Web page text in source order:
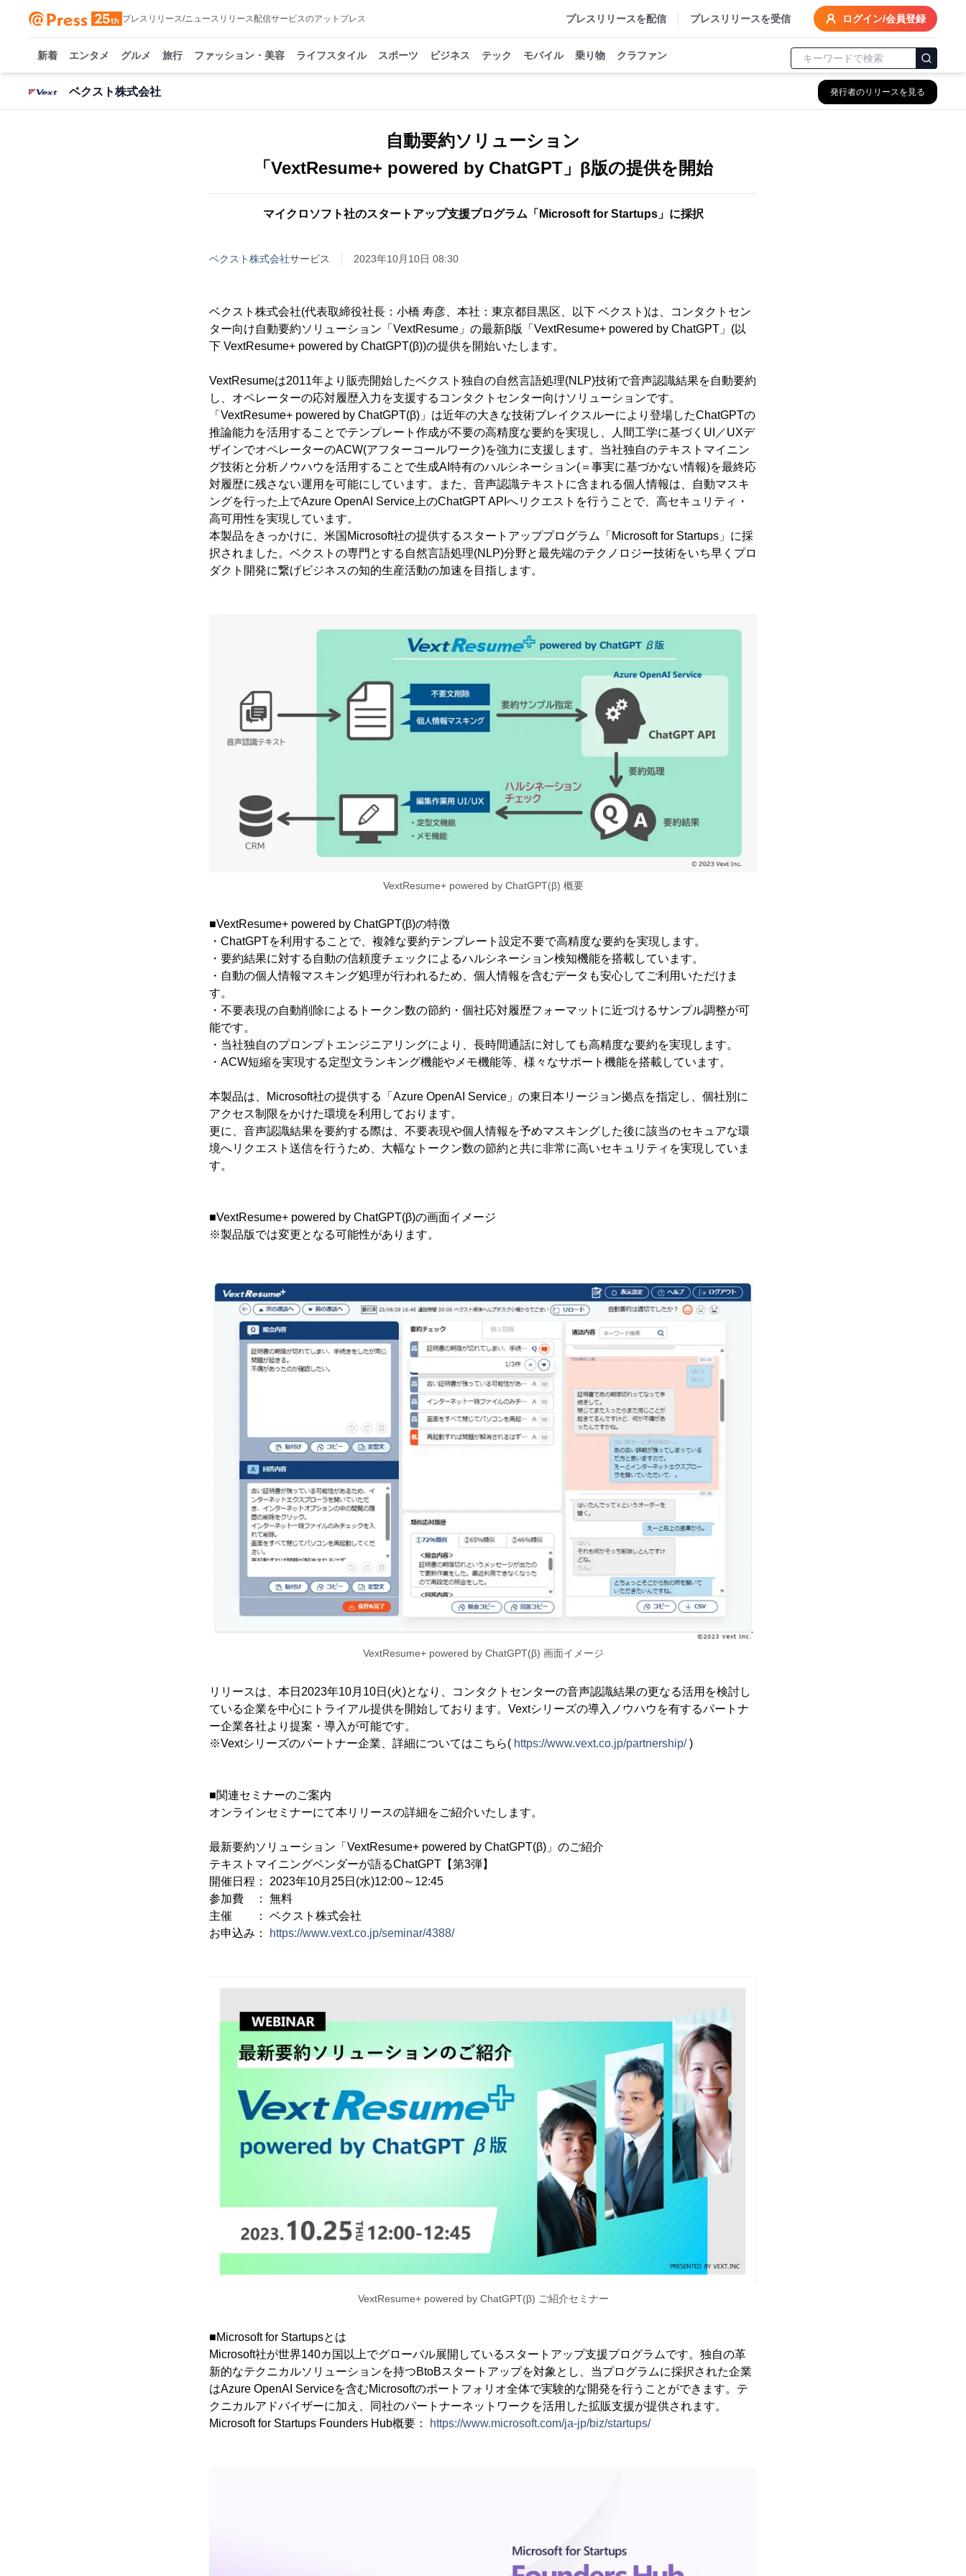
プレスリリース/ニュースリリース配信サービスのアットプレス プレスリリースを配信 プレスリリースを受信 ログイン/会員登録
新着 エンタメ グルメ 旅行 ファッション・美容 ライフスタイル スポーツ ビジネス テック モバイル 乗り物 クラファン
ベクスト株式会社 発行者のリリースを見る
自動要約ソリューション
「VextResume+ powered by ChatGPT」β版の提供を開始
マイクロソフト社のスタートアップ支援プログラム「Microsoft for Startups」に採択
ベクスト株式会社サービス 2023年10月10日 08:30
ベクスト株式会社(代表取締役社長：小橋 寿彦、本社：東京都目黒区、以下 ベクスト)は、コンタクトセン
ター向け自動要約ソリューション「VextResume」の最新β版「VextResume+ powered by ChatGPT」(以
下 VextResume+ powered by ChatGPT(β))の提供を開始いたします。
VextResumeは2011年より販売開始したベクスト独自の自然言語処理(NLP)技術で音声認識結果を自動要約
し、オペレーターの応対履歴入力を支援するコンタクトセンター向けソリューションです。
「VextResume+ powered by ChatGPT(β)」は近年の大きな技術ブレイクスルーにより登場したChatGPTの
推論能力を活用することでテンプレート作成が不要の高精度な要約を実現し、人間工学に基づくUI／UXデ
ザインでオペレーターのACW(アフターコールワーク)を強力に支援します。当社独自のテキストマイニン
グ技術と分析ノウハウを活用することで生成AI特有のハルシネーション(＝事実に基づかない情報)を最終応
対履歴に残さない運用を可能にしています。また、音声認識テキストに含まれる個人情報は、自動マスキ
ングを行った上でAzure OpenAI Service上のChatGPT APIへリクエストを行うことで、高セキュリティ・
高可用性を実現しています。
本製品をきっかけに、米国Microsoft社の提供するスタートアッププログラム「Microsoft for Startups」に採
択されました。ベクストの専門とする自然言語処理(NLP)分野と最先端のテクノロジー技術をいち早くプロ
ダクト開発に繋げビジネスの知的生産活動の加速を目指します。
VextResume+ powered by ChatGPT(β) 概要
■VextResume+ powered by ChatGPT(β)の特徴
・ChatGPTを利用することで、複雑な要約テンプレート設定不要で高精度な要約を実現します。
・要約結果に対する自動の信頼度チェックによるハルシネーション検知機能を搭載しています。
・自動の個人情報マスキング処理が行われるため、個人情報を含むデータも安心してご利用いただけま
す。
・不要表現の自動削除によるトークン数の節約・個社応対履歴フォーマットに近づけるサンプル調整が可
能です。
・当社独自のプロンプトエンジニアリングにより、長時間通話に対しても高精度な要約を実現します。
・ACW短縮を実現する定型文ランキング機能やメモ機能等、様々なサポート機能を搭載しています。
本製品は、Microsoft社の提供する「Azure OpenAI Service」の東日本リージョン拠点を指定し、個社別に
アクセス制限をかけた環境を利用しております。
更に、音声認識結果を要約する際は、不要表現や個人情報を予めマスキングした後に該当のセキュアな環
境へリクエスト送信を行うため、大幅なトークン数の節約と共に非常に高いセキュリティを実現していま
す。
■VextResume+ powered by ChatGPT(β)の画面イメージ
※製品版では変更となる可能性があります。
VextResume+ powered by ChatGPT(β) 画面イメージ
リリースは、本日2023年10月10日(火)となり、コンタクトセンターの音声認識結果の更なる活用を検討し
ている企業を中心にトライアル提供を開始しております。Vextシリーズの導入ノウハウを有するパートナ
ー企業各社より提案・導入が可能です。
※Vextシリーズのパートナー企業、詳細についてはこちら( https://www.vext.co.jp/partnership/ )
■関連セミナーのご案内
オンラインセミナーにて本リリースの詳細をご紹介いたします。
最新要約ソリューション「VextResume+ powered by ChatGPT(β)」のご紹介
テキストマイニングベンダーが語るChatGPT【第3弾】
開催日程： 2023年10月25日(水)12:00～12:45
参加費 ： 無料
主催 ： ベクスト株式会社
お申込み：
https://www.vext.co.jp/seminar/4388/
VextResume+ powered by ChatGPT(β) ご紹介セミナー
■Microsoft for Startupsとは
Microsoft社が世界140カ国以上でグローバル展開しているスタートアップ支援プログラムです。独自の革
新的なテクニカルソリューションを持つBtoBスタートアップを対象とし、当プログラムに採択された企業
はAzure OpenAI Serviceを含むMicrosoftのポートフォリオ全体で実験的な開発を行うことができます。テ
クニカルアドバイザーに加え、同社のパートナーネットワークを活用した拡販支援が提供されます。
Microsoft for Startups Founders Hub概要：
https://www.microsoft.com/ja-jp/biz/startups/